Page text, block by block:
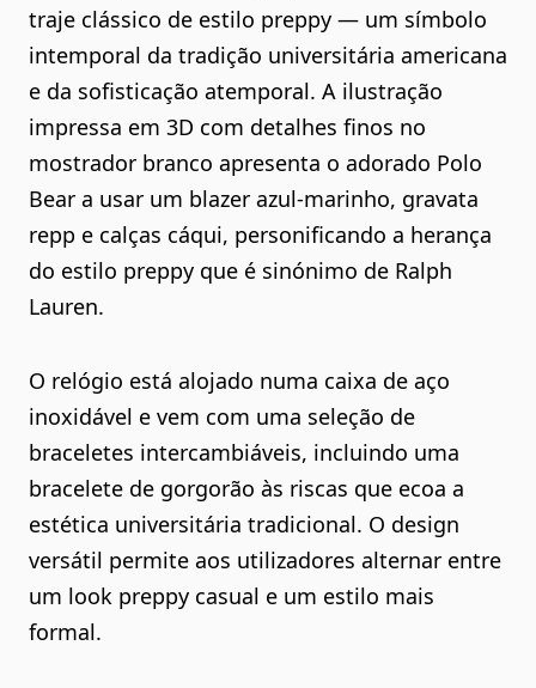
traje clássico de estilo preppy — um símbolo
intemporal da tradição universitária americana
e da sofisticação atemporal. A ilustração
impressa em 3D com detalhes finos no
mostrador branco apresenta o adorado Polo
Bear a usar um blazer azul-marinho, gravata
repp e calças cáqui, personificando a herança
do estilo preppy que é sinónimo de Ralph
Lauren.
O relógio está alojado numa caixa de aço
inoxidável e vem com uma seleção de
braceletes intercambiáveis, incluindo uma
bracelete de gorgorão às riscas que ecoa a
estética universitária tradicional. O design
versátil permite aos utilizadores alternar entre
um look preppy casual e um estilo mais
formal.